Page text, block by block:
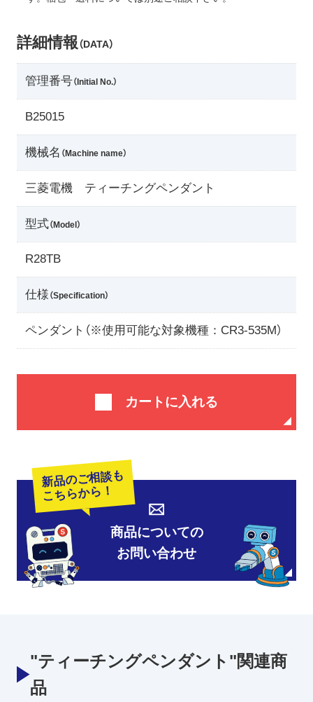
詳細情報 （DATA）
管理番号（Initial No.）
B25015
機械名 （Machine name）
三菱電機 ティーチングペンダント
型式（Model）
R28TB
仕様 （Specification）
ペンダント（※使用可能な対象機種：CR3-535M）
カートに入れる
新品のご相談も
こちらから！
商品についての
お問い合わせ
"ティーチングペンダント"関連商
品